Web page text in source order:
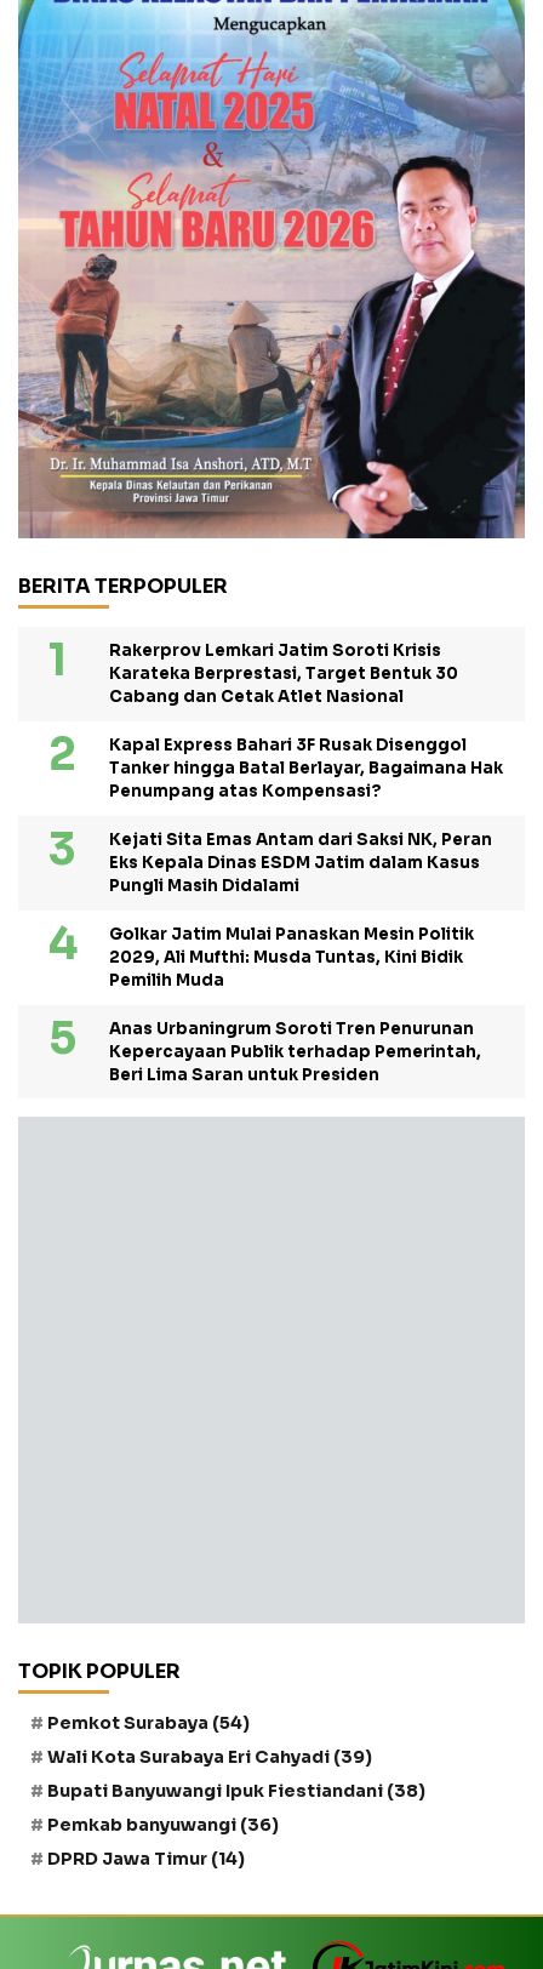
BERITA TERPOPULER
Rakerprov Lemkari Jatim Soroti Krisis
Karateka Berprestasi, Target Bentuk 30
Cabang dan Cetak Atlet Nasional
Kapal Express Bahari 3F Rusak Disenggol
Tanker hingga Batal Berlayar, Bagaimana Hak
Penumpang atas Kompensasi?
Kejati Sita Emas Antam dari Saksi NK, Peran
Eks Kepala Dinas ESDM Jatim dalam Kasus
Pungli Masih Didalami
Golkar Jatim Mulai Panaskan Mesin Politik
2029, Ali Mufthi: Musda Tuntas, Kini Bidik
Pemilih Muda
Anas Urbaningrum Soroti Tren Penurunan
Kepercayaan Publik terhadap Pemerintah,
Beri Lima Saran untuk Presiden
TOPIK POPULER
Pemkot Surabaya (54)
Wali Kota Surabaya Eri Cahyadi (39)
Bupati Banyuwangi Ipuk Fiestiandani (38)
Pemkab banyuwangi (36)
DPRD Jawa Timur (14)